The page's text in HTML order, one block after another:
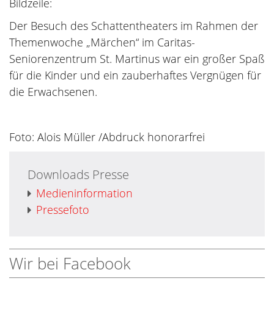
Bildzeile:
Der Besuch des Schattentheaters im Rahmen der
Themenwoche „Märchen“ im Caritas-
Seniorenzentrum St. Martinus war ein großer Spaß
für die Kinder und ein zauberhaftes Vergnügen für
die Erwachsenen.
Foto: Alois Müller /Abdruck honorarfrei
Downloads Presse
Medieninformation
Pressefoto
Wir bei Facebook